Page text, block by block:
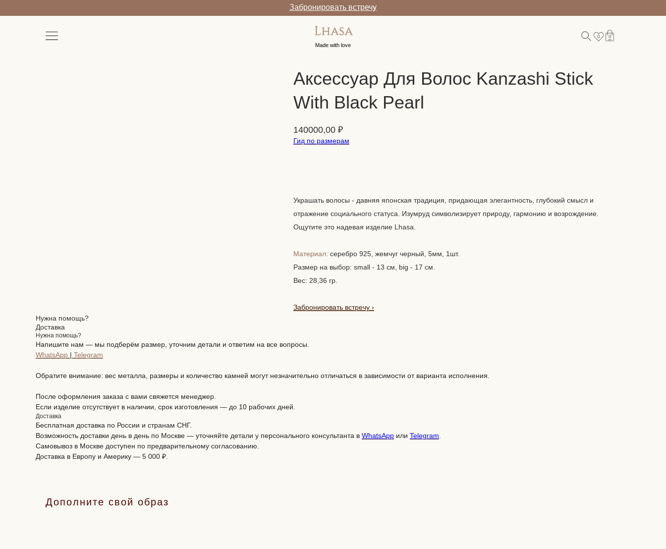
Made with love
Забронировать встречу
0
0
Аксессуар Для Волос Kanzashi Stick
With Black Pearl
140000,00 ₽
Гид по размерам
Украшать волосы - давняя японская традиция, придающая элегантность, глубокий смысл и
отражение социального статуса. Изумруд символизирует природу, гармонию и возрождение.
Ощутите это надевая изделие Lhasa.
Материал: серебро 925, жемчуг черный, 5мм, 1шт.
Размер на выбор: small - 13 см, big - 17 см.
Вес: 28,36 гр.
Забронировать встречу ›
Нужна помощь?
Доставка
Нужна помощь?
Напишите нам — мы подберём размер, уточним детали и ответим на все вопросы.
WhatsApp | Telegram
Обратите внимание: вес металла, размеры и количество камней могут незначительно отличаться в зависимости от варианта исполнения.
После оформления заказа с вами свяжется менеджер.
Если изделие отсутствует в наличии, срок изготовления — до 10 рабочих дней.
Доставка
Бесплатная доставка по России и странам СНГ.
Возможность доставки день в день по Москве — уточняйте детали у персонального консультанта в WhatsApp или Telegram.
Самовывоз в Москве доступен по предварительному согласованию.
Доставка в Европу и Америку — 5 000 ₽.
Дополните свой образ